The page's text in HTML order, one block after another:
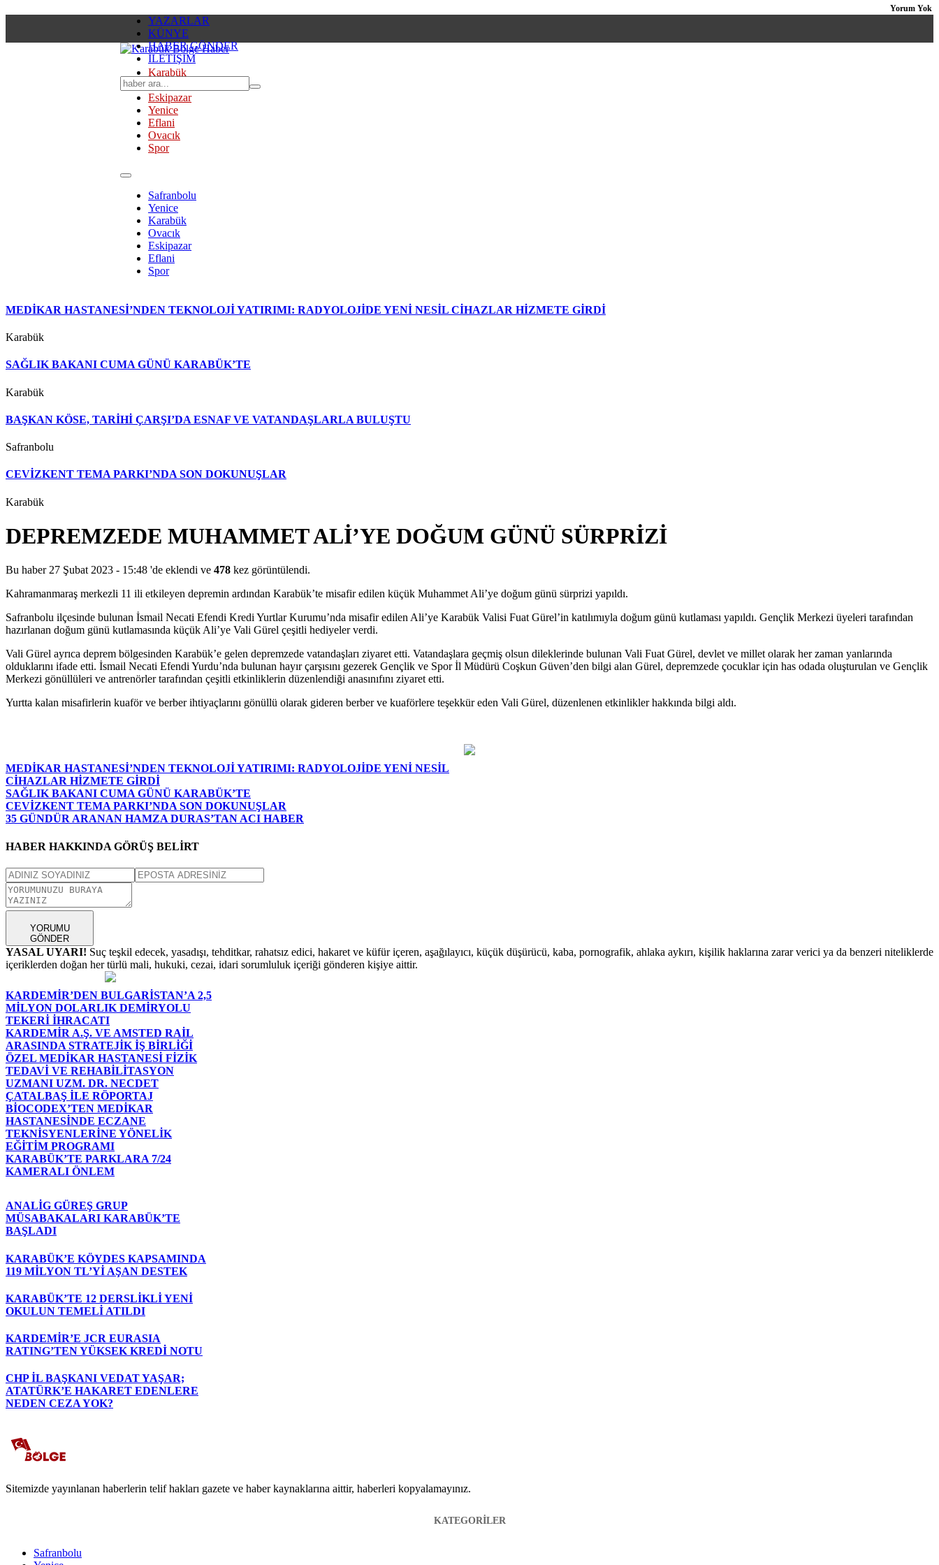
YAZARLAR
KÜNYE
HABER GÖNDER
İLETİŞİM
Karabük
Safranbolu
Eskipazar
Yenice
Eflani
Ovacık
Spor
Safranbolu
Yenice
Karabük
Ovacık
Eskipazar
Eflani
Spor
MEDİKAR HASTANESİ’NDEN TEKNOLOJİ YATIRIMI: RADYOLOJİDE YENİ NESİL CİHAZLAR HİZMETE GİRDİ
Karabük
SAĞLIK BAKANI CUMA GÜNÜ KARABÜK’TE
Karabük
BAŞKAN KÖSE, TARİHİ ÇARŞI’DA ESNAF VE VATANDAŞLARLA BULUŞTU
Safranbolu
CEVİZKENT TEMA PARKI’NDA SON DOKUNUŞLAR
Karabük
DEPREMZEDE MUHAMMET ALİ’YE DOĞUM GÜNÜ SÜRPRİZİ
Bu haber 27 Şubat 2023 - 15:48 'de eklendi ve 478 kez görüntülendi.
Kahramanmaraş merkezli 11 ili etkileyen depremin ardından Karabük’te misafir edilen küçük Muhammet Ali’ye doğum günü sürprizi yapıldı.
Safranbolu ilçesinde bulunan İsmail Necati Efendi Kredi Yurtlar Kurumu’nda misafir edilen Ali’ye Karabük Valisi Fuat Gürel’in katılımıyla doğum günü kutlaması yapıldı. Gençlik Merkezi üyeleri tarafından
hazırlanan doğum günü kutlamasında küçük Ali’ye Vali Gürel çeşitli hediyeler verdi.
Vali Gürel ayrıca deprem bölgesinden Karabük’e gelen depremzede vatandaşları ziyaret etti. Vatandaşlara geçmiş olsun dileklerinde bulunan Vali Fuat Gürel, devlet ve millet olarak her zaman yanlarında
olduklarını ifade etti. İsmail Necati Efendi Yurdu’nda bulunan hayır çarşısını gezerek Gençlik ve Spor İl Müdürü Coşkun Güven’den bilgi alan Gürel, depremzede çocuklar için has odada oluşturulan ve Gençlik
Merkezi gönüllüleri ve antrenörler tarafından çeşitli etkinliklerin düzenlendiği anasınıfını ziyaret etti.
Yurtta kalan misafirlerin kuaför ve berber ihtiyaçlarını gönüllü olarak gideren berber ve kuaförlere teşekkür eden Vali Gürel, düzenlenen etkinlikler hakkında bilgi aldı.
MEDİKAR HASTANESİ’NDEN TEKNOLOJİ YATIRIMI: RADYOLOJİDE YENİ NESİL
CİHAZLAR HİZMETE GİRDİ
SAĞLIK BAKANI CUMA GÜNÜ KARABÜK’TE
CEVİZKENT TEMA PARKI’NDA SON DOKUNUŞLAR
35 GÜNDÜR ARANAN HAMZA DURAS’TAN ACI HABER
HABER HAKKINDA GÖRÜŞ BELİRT
Yorum Yok
YORUMU
GÖNDER
YASAL UYARI! Suç teşkil edecek, yasadışı, tehditkar, rahatsız edici, hakaret ve küfür içeren, aşağılayıcı, küçük düşürücü, kaba, pornografik, ahlaka aykırı, kişilik haklarına zarar verici ya da benzeri niteliklerde
içeriklerden doğan her türlü mali, hukuki, cezai, idari sorumluluk içeriği gönderen kişiye aittir.
KARDEMİR’DEN BULGARİSTAN’A 2,5
MİLYON DOLARLIK DEMİRYOLU
TEKERİ İHRACATI
KARDEMİR A.Ş. VE AMSTED RAİL
ARASINDA STRATEJİK İŞ BİRLİĞİ
ÖZEL MEDİKAR HASTANESİ FİZİK
TEDAVİ VE REHABİLİTASYON
UZMANI UZM. DR. NECDET
ÇATALBAŞ İLE RÖPORTAJ
BİOCODEX’TEN MEDİKAR
HASTANESİNDE ECZANE
TEKNİSYENLERİNE YÖNELİK
EĞİTİM PROGRAMI
KARABÜK’TE PARKLARA 7/24
KAMERALI ÖNLEM
ANALİG GÜREŞ GRUP
MÜSABAKALARI KARABÜK’TE
BAŞLADI
KARABÜK’E KÖYDES KAPSAMINDA
119 MİLYON TL’Yİ AŞAN DESTEK
KARABÜK’TE 12 DERSLİKLİ YENİ
OKULUN TEMELİ ATILDI
KARDEMİR’E JCR EURASIA
RATING’TEN YÜKSEK KREDİ NOTU
CHP İL BAŞKANI VEDAT YAŞAR;
ATATÜRK’E HAKARET EDENLERE
NEDEN CEZA YOK?
Sitemizde yayınlanan haberlerin telif hakları gazete ve haber kaynaklarına aittir, haberleri kopyalamayınız.
KATEGORİLER
Safranbolu